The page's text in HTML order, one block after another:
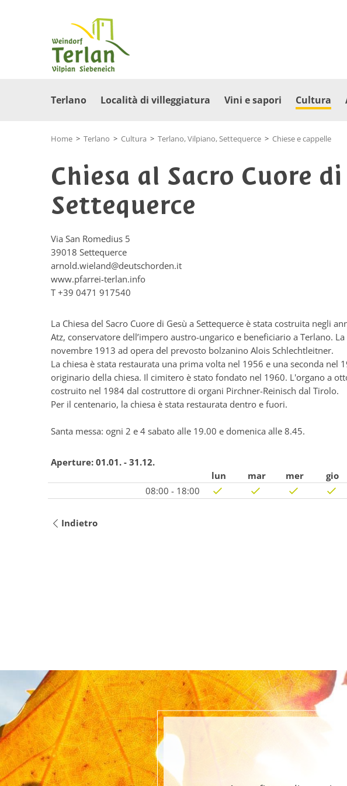
Terlano Località di villeggiatura Vini e sapori Cultura
Home > Terlano > Cultura > Terlano, Vilpiano, Settequerce > Chiese e cappelle
Chiesa al Sacro Cuore di
Settequerce
Via San Romedius 5
39018 Settequerce
arnold.wieland@deutschorden.it
www.pfarrei-terlan.info
T +39 0471 917540
La Chiesa del Sacro Cuore di Gesù a Settequerce è stata costruita negli
Atz, conservatore dell’impero austro-ungarico e beneficiario a Terlano.
novembre 1913 ad opera del prevosto bolzanino Alois Schlechtleitner.
La chiesa è stata restaurata una prima volta nel 1956 e una seconda nel
originario della chiesa. Il cimitero è stato fondato nel 1960. L'organo a
costruito nel 1984 dal costruttore di organi Pirchner-Reinisch dal Tirolo.
Per il centenario, la chiesa è stata restaurata dentro e fuori.
Santa messa: ogni 2 e 4 sabato alle 19.00 e domenica alle 8.45.
Aperture: 01.01. - 31.12.
lun
mar mer gio
08:00 - 18:00
Indietro